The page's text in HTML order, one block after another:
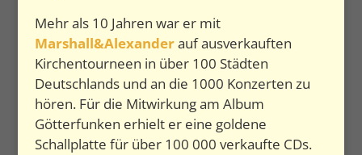
Mehr als 10 Jahren war er mit
Marshall&Alexanderauf ausverkauften
Kirchentourneen in über 100 Städten
Deutschlands und an die 1000 Konzerten zu
hören. Für die Mitwirkung am Album
Götterfunken erhielt er eine goldene
Schallplatte für über 100 000 verkaufte CDs.